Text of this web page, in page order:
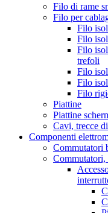
Filo di rame
Filo per
Filo
Filo
Filo
trefoli
Filo
Filo
Filo
Piattine
Piattine
Cavi, trecce
Componenti
Commutatori
Commutatori,